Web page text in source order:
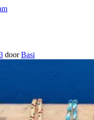
doorBasi